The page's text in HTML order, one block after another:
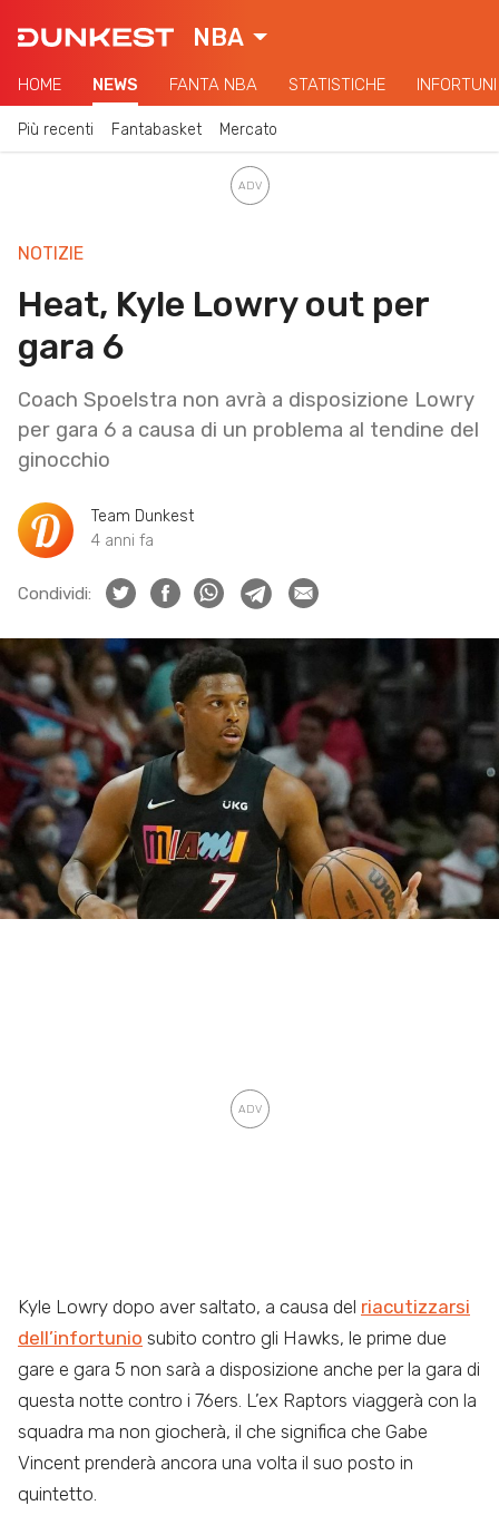
NBA
HOME NEWS FANTA NBA STATISTICHE INFORTUNI
Più recenti Fantabasket Mercato
NOTIZIE
Heat, Kyle Lowry out per
gara 6
Coach Spoelstra non avrà a disposizione Lowry
per gara 6 a causa di un problema al tendine del
ginocchio
Team Dunkest
4 anni fa
Condividi:
Kyle Lowry dopo aver saltato, a causa del riacutizzarsi
dell’infortunio subito contro gli Hawks, le prime due
gare e gara 5 non sarà a disposizione anche per la gara di
questa notte contro i 76ers. L’ex Raptors viaggerà con la
squadra ma non giocherà, il che significa che Gabe
Vincent prenderà ancora una volta il suo posto in
quintetto.